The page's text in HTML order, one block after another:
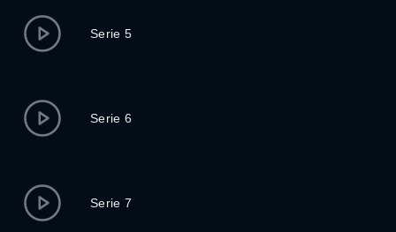
Serie 5
Serie 6
Serie 7